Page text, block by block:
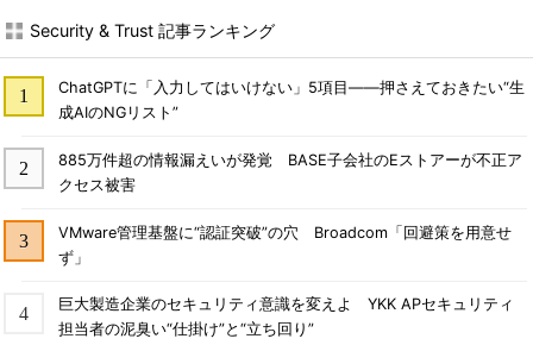
Security & Trust 記事ランキング
ChatGPTに「入力してはいけない」5項目――押さえておきたい“生
成AIのNGリスト”
885万件超の情報漏えいが発覚 BASE子会社のEストアーが不正ア
クセス被害
VMware管理基盤に“認証突破”の穴 Broadcom「回避策を用意せ
ず」
巨大製造企業のセキュリティ意識を変えよ YKK APセキュリティ
担当者の泥臭い“仕掛け”と“立ち回り”